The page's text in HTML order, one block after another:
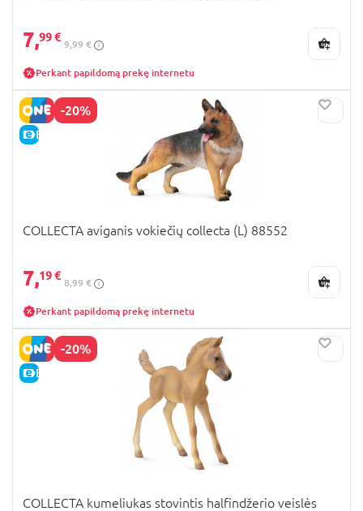
7,99 €
9,99 €
Perkant papildomą prekę internetu
-20%
E-KAINA
COLLECTA aviganis vokiečių collecta (L) 88552
7,19 €
8,99 €
Perkant papildomą prekę internetu
-20%
E-KAINA
COLLECTA kumeliukas stovintis halfindžerio veislės